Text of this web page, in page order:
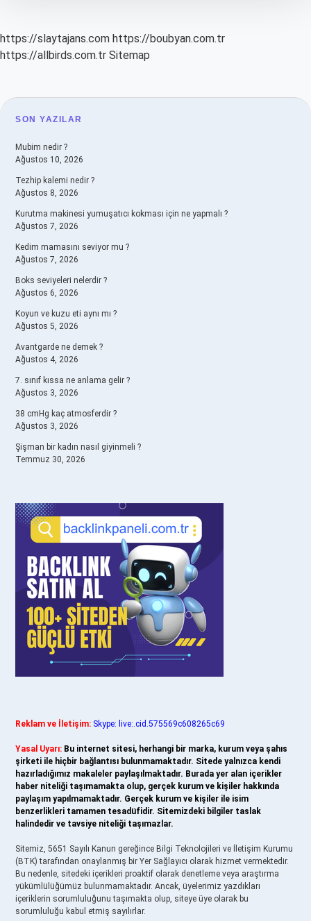
https://slaytajans.com https://boubyan.com.tr
https://allbirds.com.tr Sitemap
SIDEBAR
SON YAZILAR
Mubim nedir ?
Ağustos 10, 2026
Tezhip kalemi nedir ?
Ağustos 8, 2026
Kurutma makinesi yumuşatıcı kokması için ne yapmalı ?
Ağustos 7, 2026
Kedim mamasını seviyor mu ?
Ağustos 7, 2026
Boks seviyeleri nelerdir ?
Ağustos 6, 2026
Koyun ve kuzu eti aynı mı ?
Ağustos 5, 2026
Avantgarde ne demek ?
Ağustos 4, 2026
7. sınıf kıssa ne anlama gelir ?
Ağustos 3, 2026
38 cmHg kaç atmosferdir ?
Ağustos 3, 2026
Şişman bir kadın nasıl giyinmeli ?
Temmuz 30, 2026
Reklam ve İletişim: Skype: live:.cid.575569c608265c69
Yasal Uyarı: Bu internet sitesi, herhangi bir marka, kurum veya şahıs
şirketi ile hiçbir bağlantısı bulunmamaktadır. Sitede yalnızca kendi
hazırladığımız makaleler paylaşılmaktadır. Burada yer alan içerikler
haber niteliği taşımamakta olup, gerçek kurum ve kişiler hakkında
paylaşım yapılmamaktadır. Gerçek kurum ve kişiler ile isim
benzerlikleri tamamen tesadüfidir. Sitemizdeki bilgiler taslak
halindedir ve tavsiye niteliği taşımazlar.
Sitemiz, 5651 Sayılı Kanun gereğince Bilgi Teknolojileri ve İletişim Kurumu
(BTK) tarafından onaylanmış bir Yer Sağlayıcı olarak hizmet vermektedir.
Bu nedenle, sitedeki içerikleri proaktif olarak denetleme veya araştırma
yükümlülüğümüz bulunmamaktadır. Ancak, üyelerimiz yazdıkları
içeriklerin sorumluluğunu taşımakta olup, siteye üye olarak bu
sorumluluğu kabul etmiş sayılırlar.